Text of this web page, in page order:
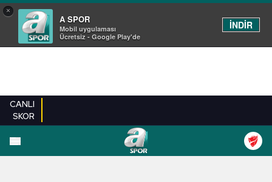
×
A SPOR
Mobil uygulaması
Ücretsiz - Google Play'de
İNDİR
CANLI
SKOR